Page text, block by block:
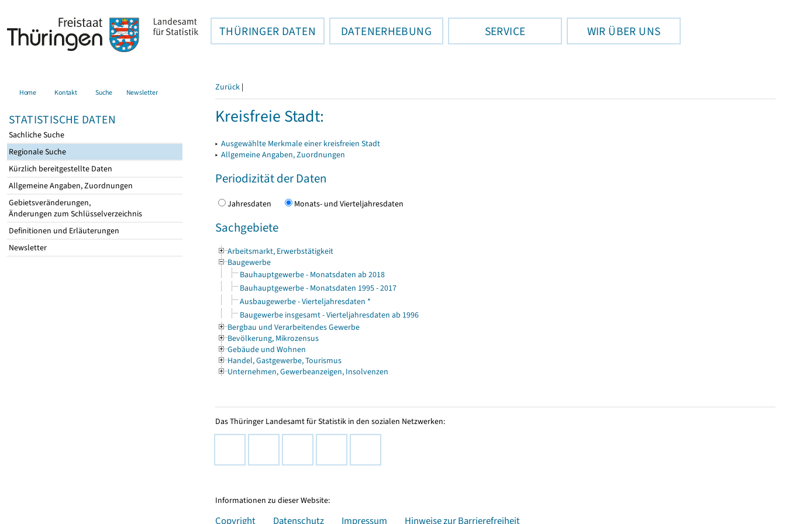
THÜRINGER DATEN DATENERHEBUNG SERVICE WIR ÜBER UNS
Home Kontakt Suche Newsletter
STATISTISCHE DATEN
Sachliche Suche
Regionale Suche
Kürzlich bereitgestellte Daten
Allgemeine Angaben, Zuordnungen
Gebietsveränderungen,
Änderungen zum Schlüsselverzeichnis
Definitionen und Erläuterungen
Newsletter
Zurück |
Kreisfreie Stadt:
▸ Ausgewählte Merkmale einer kreisfreien Stadt
▸ Allgemeine Angaben, Zuordnungen
Periodizität der Daten
Jahresdaten Monats- und Vierteljahresdaten
Sachgebiete
Arbeitsmarkt, Erwerbstätigkeit
Baugewerbe
Bauhauptgewerbe - Monatsdaten ab 2018
Bauhauptgewerbe - Monatsdaten 1995 - 2017
Ausbaugewerbe - Vierteljahresdaten *
Baugewerbe insgesamt - Vierteljahresdaten ab 1996
Bergbau und Verarbeitendes Gewerbe
Bevölkerung, Mikrozensus
Gebäude und Wohnen
Handel, Gastgewerbe, Tourismus
Unternehmen, Gewerbeanzeigen, Insolvenzen
Das Thüringer Landesamt für Statistik in den sozialen Netzwerken:
Informationen zu dieser Website:
Copyright Datenschutz Impressum Hinweise zur Barrierefreiheit